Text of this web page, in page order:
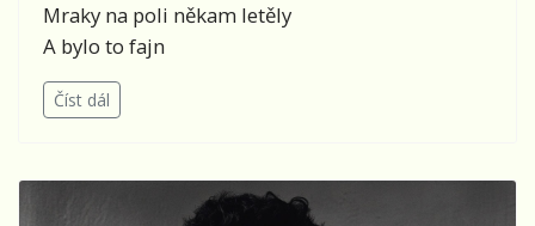
Mraky na poli někam letěly
A bylo to fajn
Číst dál